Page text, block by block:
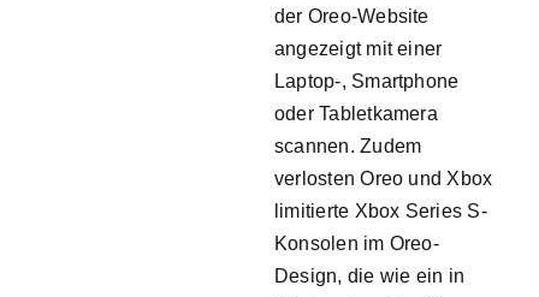
der Oreo-Website
angezeigt mit einer
Laptop-, Smartphone
oder Tabletkamera
scannen. Zudem
verlosten Oreo und Xbox
limitierte Xbox Series S-
Konsolen im Oreo-
Design, die wie ein in